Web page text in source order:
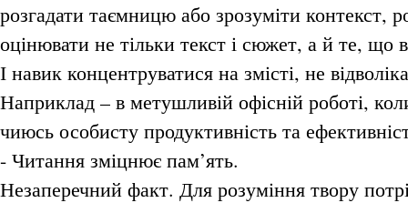
розгадати таємницю або зрозуміти контекст,
оцінювати не тільки текст і сюжет, а й те, що
І навик концентруватися на змісті, не
Наприклад – в метушливій офісній роботі,
чиюсь особисту продуктивність та
- Читання зміцнює пам’ять.
Незаперечний факт. Для розуміння твору